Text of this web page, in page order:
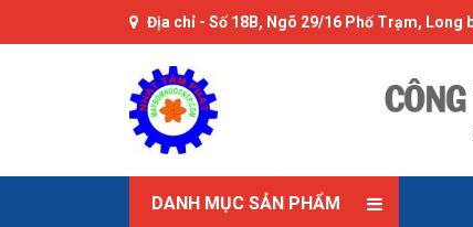
Địa chỉ - Số 18B, Ngõ 29/16 Phố Trạm, Long
DANH MỤC SẢN PHẨM